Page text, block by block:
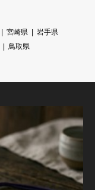
宮崎県
岩手県
鳥取県